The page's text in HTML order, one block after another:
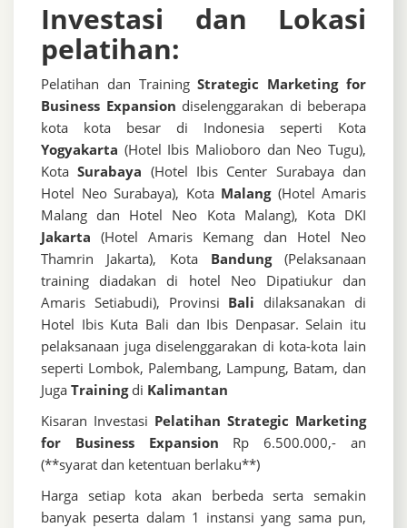
Investasi dan Lokasi
pelatihan:
Pelatihan dan TrainingStrategic Marketing for
Business Expansion diselenggarakan di beberapa
kota kota besar di Indonesia seperti Kota
Yogyakarta (Hotel Ibis Malioboro dan Neo Tugu),
KotaSurabaya (Hotel Ibis Center Surabaya dan
Hotel Neo Surabaya), Kota Malang(Hotel Amaris
Malang dan Hotel Neo Kota Malang), Kota DKI
Jakarta (Hotel Amaris Kemang dan Hotel Neo
Thamrin Jakarta), Kota Bandung(Pelaksanaan
training diadakan di hotel Neo Dipatiukur dan
Amaris Setiabudi), Provinsi Bali dilaksanakan di
Hotel Ibis Kuta Bali dan Ibis Denpasar. Selain itu
pelaksanaan juga diselenggarakan di kota-kota lain
seperti Lombok, Palembang, Lampung, Batam, dan
Juga Trainingdi Kalimantan
Kisaran Investasi Pelatihan Strategic Marketing
for Business Expansion
Rp 6.500.000,- an
(**syarat dan ketentuan berlaku**)
Harga setiap kota akan berbeda serta semakin
banyak peserta dalam 1 instansi yang sama pun,